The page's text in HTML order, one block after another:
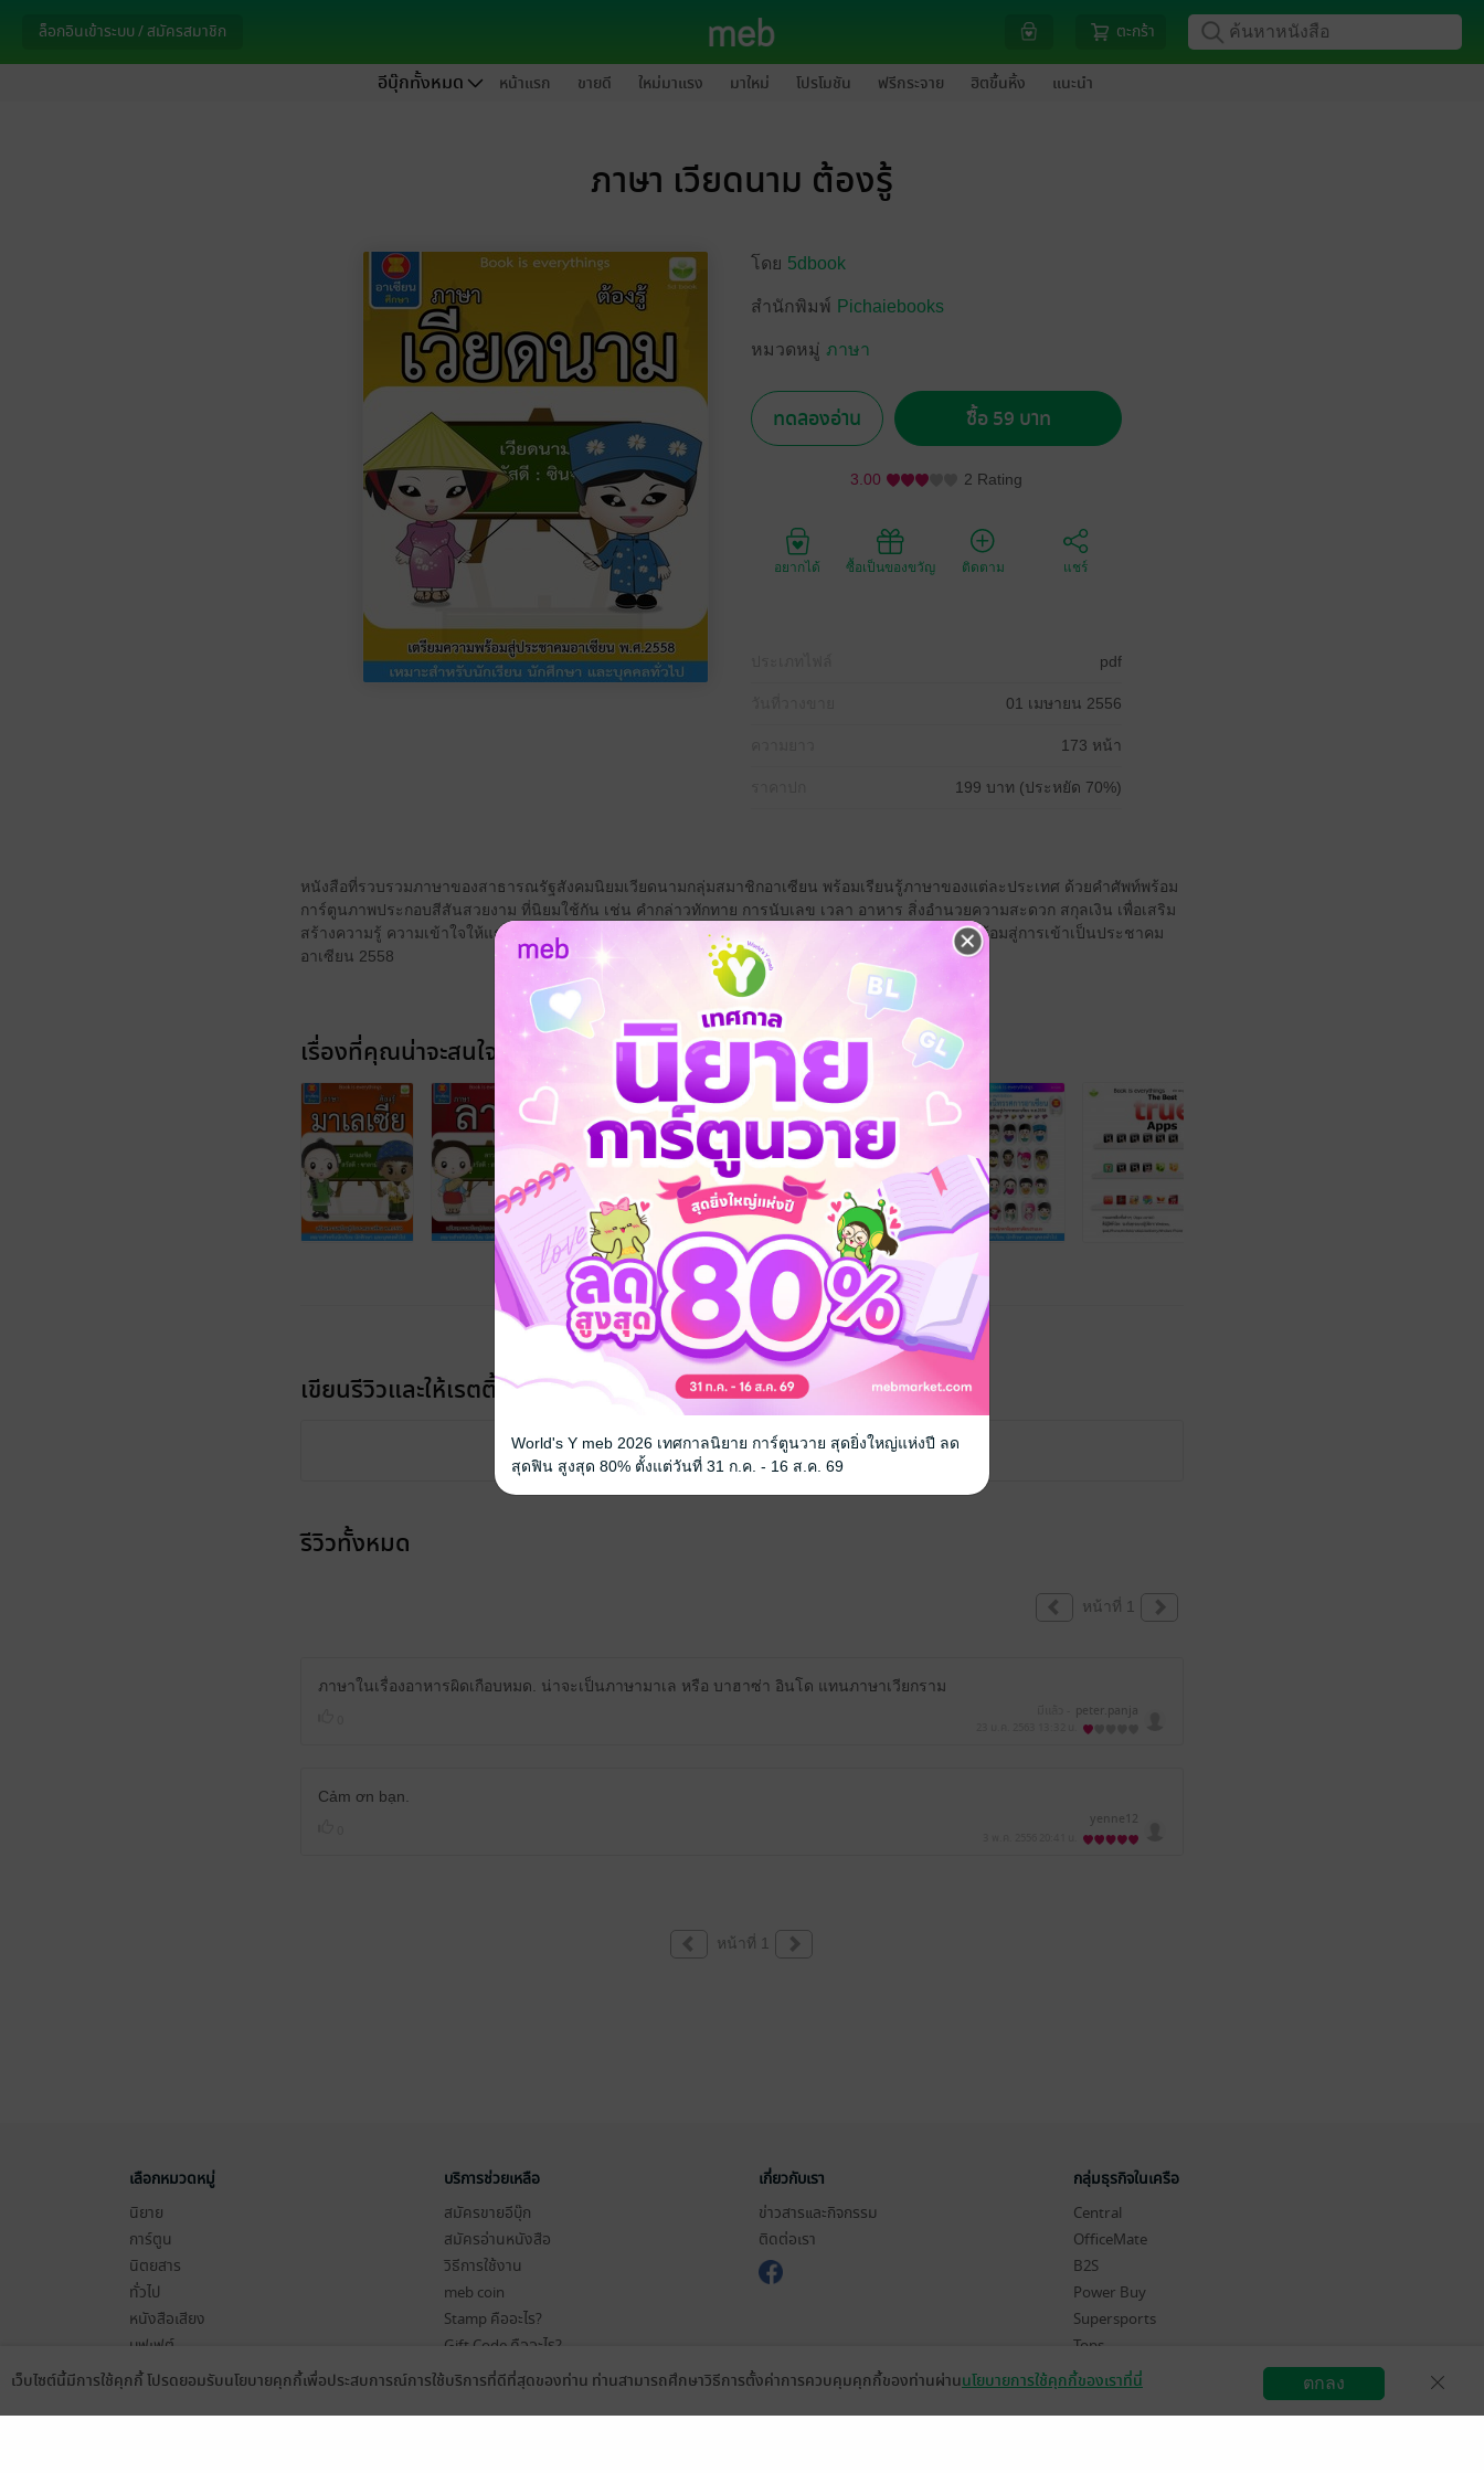
ล็อกอินเข้าระบบ / สมัครสมาชิก ตะกร้า
อีบุ๊กทั้งหมด หน้าแรก ขายดี ใหม่มาแรง มาใหม่ โปรโมชัน ฟรีกระจาย ฮิตขึ้นหิ้ง แนะนำ
ภาษา เวียดนาม ต้องรู้
โดย 5dbook
สำนักพิมพ์ Pichaiebooks
หมวดหมู่ ภาษา
ทดลองอ่าน ซื้อ 59 บาท
3.00 2 Rating
อยากได้ ซื้อเป็นของขวัญ ติดตาม แชร์
pdf
01 เมษายน 2556
173 หน้า
199 บาท (ประหยัด 70%)
หนังสือที่รวบรวมภาษาของสาธารณรัฐสังคมนิยมเวียดนามกลุ่มสมาชิกอาเซียน พร้อมเรียนรู้ภาษาของแต่ละประเทศ ด้วยคำศัพท์พร้อม
การ์ตูนภาพประกอบสีสันสวยงาม ที่นิยมใช้กัน เช่น คำกล่าวทักทาย การนับเลข เวลา อาหาร สิ่งอำนวยความสะดวก สกุลเงิน เพื่อเสริม
สร้างความรู้ ความเข้าใจให้แก่เด็กเหมาะสำหรับนักเรียน นักศึกษา และบุคคลทั่วไป เพื่อใช้เตรียมความพร้อมสู่การเข้าเป็นประชาคม
อาเซียน 2558
เรื่องที่คุณน่าจะสนใจ
เขียนรีวิวและให้เรตติ้ง
คุณสามารถ เข้าสู่ระบบเพื่อแสดงความคิดเห็นได้จ้า
รีวิวทั้งหมด
หน้าที่ 1
ภาษาในเรื่องอาหารผิดเกือบหมด. น่าจะเป็นภาษามาเล หรือ บาฮาซ่า อินโด แทนภาษาเวียกราม
peter.panja
Cảm ơn bạn.
yenne12
หน้าที่ 1
เลือกหมวดหมู่
นิยาย
การ์ตูน
นิตยสาร
ทั่วไป
หนังสือเสียง
บุฟเฟต์
บริการช่วยเหลือ
สมัครขายอีบุ๊ก
สมัครอ่านหนังสือ
วิธีการใช้งาน
meb coin
Stamp คืออะไร?
Gift Code คืออะไร?
เงื่อนไขในการใช้บริการ
เกี่ยวกับเรา
ข่าวสารและกิจกรรม
ติดต่อเรา
กลุ่มธุรกิจในเครือ
Central
OfficeMate
B2S
Power Buy
Supersports
Tops
Hytexts
สมัครขายอีบุ๊ก วิธีการใช้งาน
เว็บไซต์นี้มีการใช้คุกกี้ โปรดยอมรับนโยบายคุกกี้เพื่อประสบการณ์การใช้บริการที่ดีที่สุดของท่าน ท่านสามารถศึกษาวิธีการตั้งค่าการควบคุมคุกกี้ของท่านผ่านนโยบายการใช้คุกกี้ของเราที่นี่ ตกลง
World's Y meb 2026 เทศกาลนิยาย การ์ตูนวาย สุดยิ่งใหญ่แห่งปี ลด
สุดฟิน สูงสุด 80% ตั้งแต่วันที่ 31 ก.ค. - 16 ส.ค. 69